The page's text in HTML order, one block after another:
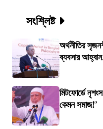
সংশ্লিষ্ট
অর্থনীতির
ব্যবসার
মিটফোর্ডে
কেমন সমাজ!’